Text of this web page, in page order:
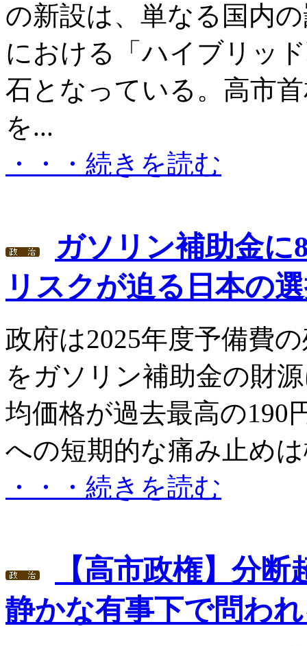
の新設は、単なる国内
における「ハイブリッ
石となっている。高市
を...
・・・続きを読む
ガソリン補助金に
リスクが迫る日本の
政府は2025年度予備費
をガソリン補助金の財
均価格が過去最高の190
への短期的な痛み止め
・・・続きを読む
【高市政権】分
静かな有事下で問わ